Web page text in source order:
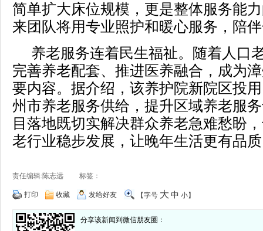
简单扩大床位规模，更是整体服务能
来团队将用专业照护和暖心服务，陪
养老服务连着民生福祉。随着人口
完善养老配套、推进医养融合，成为
要内容。据介绍，该养护院新院区投
州市养老服务供给，提升区域养老服
目落地既切实解决群众养老急难愁盼
老行业稳步发展，让晚年生活更有品
责任编辑:陈志远 标签：
打印 收藏 发给好友 【字号 大 中 小】
分享该新闻到微信朋友圈：